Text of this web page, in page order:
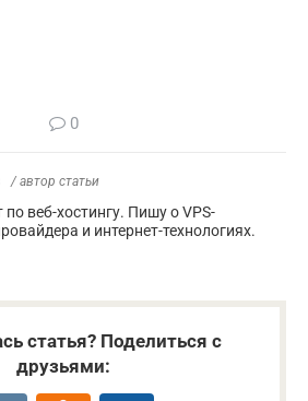
0
/ автор статьи
по веб-хостингу. Пишу о VPS-
и интернет-технологиях.
статья? Поделиться с
друзьями: